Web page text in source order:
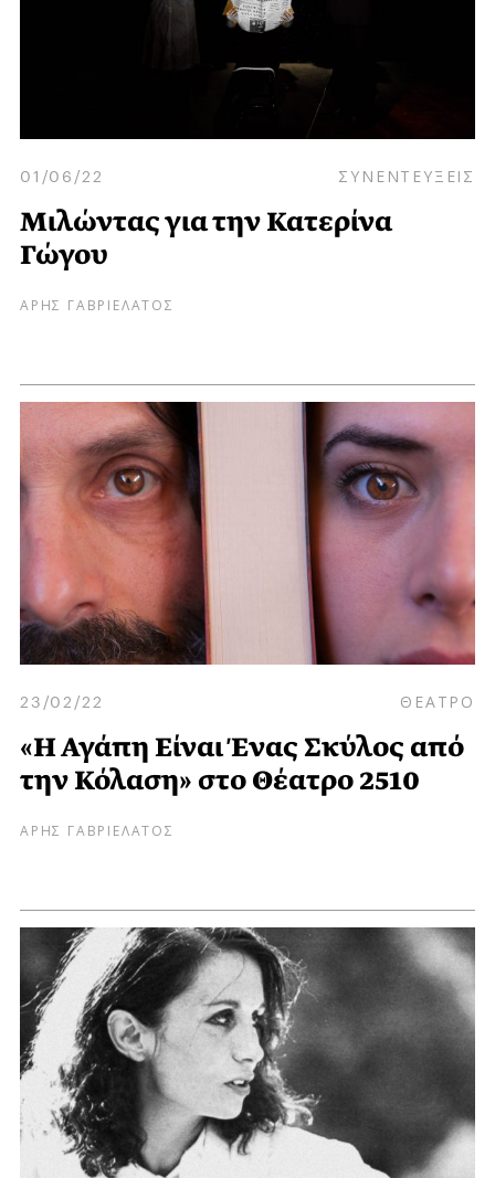
01/06/22 ΣΥΝΕΝΤΕΥΞΕΙΣ
Μιλώντας για την Κατερίνα
Γώγου
ΑΡΗΣ ΓΑΒΡΙΕΛΑΤΟΣ
23/02/22 ΘΕΑΤΡΟ
«Η Αγάπη Είναι Ένας Σκύλος από
την Κόλαση» στο Θέατρο 2510
ΑΡΗΣ ΓΑΒΡΙΕΛΑΤΟΣ